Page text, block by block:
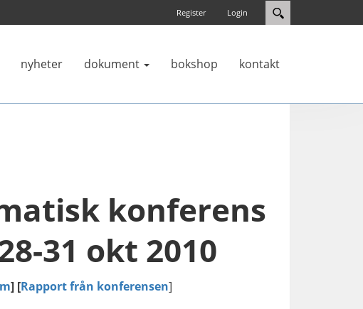
Login
Register
nyheter dokument bokshop kontakt
konferens
31 okt 2010
] [Rapport från konferensen]